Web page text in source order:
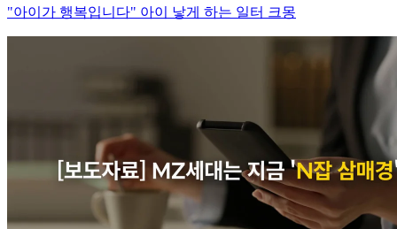
"아이가 행복입니다" 아이 낳게 하는 일터 크몽